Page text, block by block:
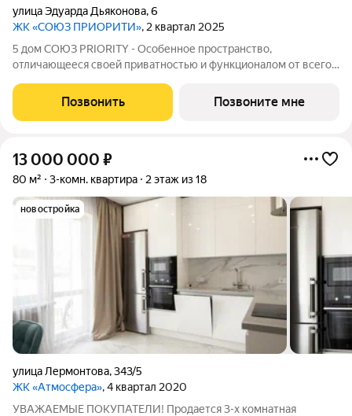
улица Эдуарда Дьяконова,6
ЖК «СОЮЗ ПРИОРИТИ», 2 квартал 2025
5 дом СОЮЗ PRIORITY - Особенное пространство,
отличающееся своей приватностью и функционалом от всего
предпочитает более камерный формат жилья чувствовал себя
дома. Дом, обладающий потрясающими
Позвонить Позвоните мне
13 000 000 ₽
80 м² 3-комн. квартира 2 этаж из 18
новостройка
улица Лермонтова,343/5
ЖК «Атмосфера», 4 квартал 2020
УВАЖАЕМЫЕ ПОКУПАТЕЛИ! Продается 3-х комнатная